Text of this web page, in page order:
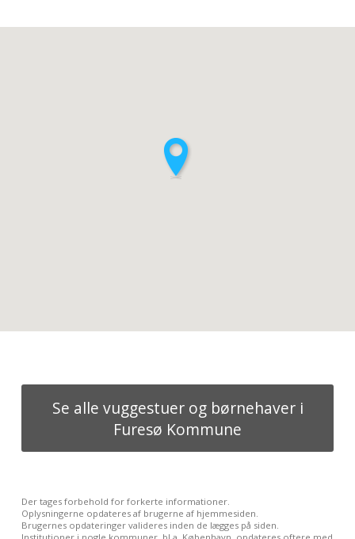
Se alle vuggestuer og børnehaver i
Furesø Kommune
Der tages forbehold for forkerte informationer.
Oplysningerne opdateres af brugerne af hjemmesiden.
Brugernes opdateringer valideres inden de lægges på siden.